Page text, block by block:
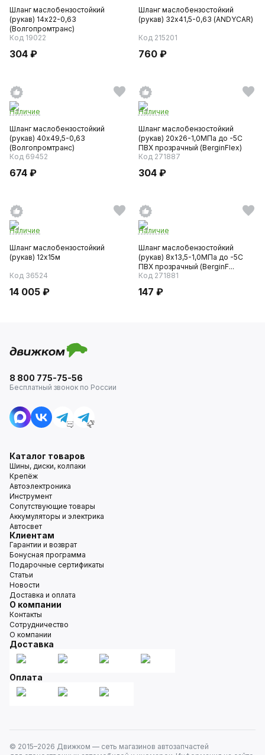
Шланг маслобензостойкий
(рукав) 14х22-0,63
(Волгопромтранс)
Код 19022
304 ₽
Шланг маслобензостойкий
(рукав) 32х41,5-0,63 (ANDYCAR)
Код 215201
760 ₽
Наличие
Шланг маслобензостойкий
(рукав) 40х49,5-0,63
(Волгопромтранс)
Код 69452
674 ₽
Наличие
Шланг маслобензостойкий
(рукав) 20х26-1,0МПа до -5С
ПВХ прозрачный (BerginFlex)
Код 271887
304 ₽
Наличие
Шланг маслобензостойкий
(рукав) 12х15м
Код 36524
14 005 ₽
Наличие
Шланг маслобензостойкий
(рукав) 8х13,5-1,0МПа до -5С
ПВХ прозрачный (BerginF...
Код 271881
147 ₽
8 800 775-75-56
Бесплатный звонок по России
Каталог товаров
Шины, диски, колпаки
Крепёж
Автоэлектроника
Инструмент
Сопутствующие товары
Аккумуляторы и электрика
Автосвет
Клиентам
Гарантии и возврат
Бонусная программа
Подарочные сертификаты
Статьи
Новости
Доставка и оплата
О компании
Контакты
Сотрудничество
О компании
Доставка
Оплата
© 2015–2026 Движком — сеть магазинов автозапчастей